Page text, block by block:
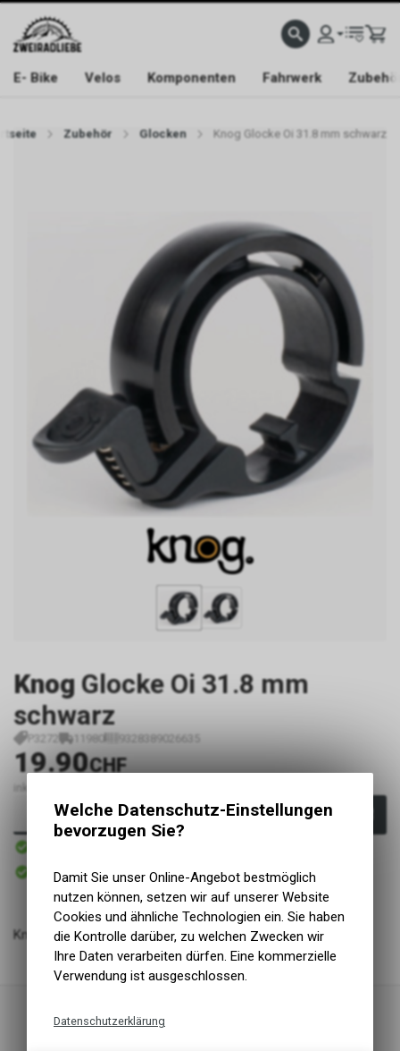
E- Bike Velos Komponenten Fahrwerk
Zubehör Glocken Knog Glocke Oi 31.8 mm schwarz
Knog Glocke Oi 31.8 mm
schwarz
P3272 11980 9328389026635
19.90CHF
inkl. MwSt., zzgl. Versandkosten
In den Warenkorb
Sofort verfügbar
Abholung Zweiradliebe GmbH
Knog Glocke Oi 31.8 mm schwarz
Welche Datenschutz-Einstellungen
bevorzugen Sie?
Damit Sie unser Online-Angebot bestmöglich
nutzen können, setzen wir auf unserer Website
Cookies und ähnliche Technologien ein. Sie haben
die Kontrolle darüber, zu welchen Zwecken wir
Ihre Daten verarbeiten dürfen. Eine kommerzielle
Verwendung ist ausgeschlossen.
Datenschutzerklärung